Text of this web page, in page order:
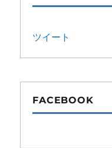
ツイート
FACEBOOK